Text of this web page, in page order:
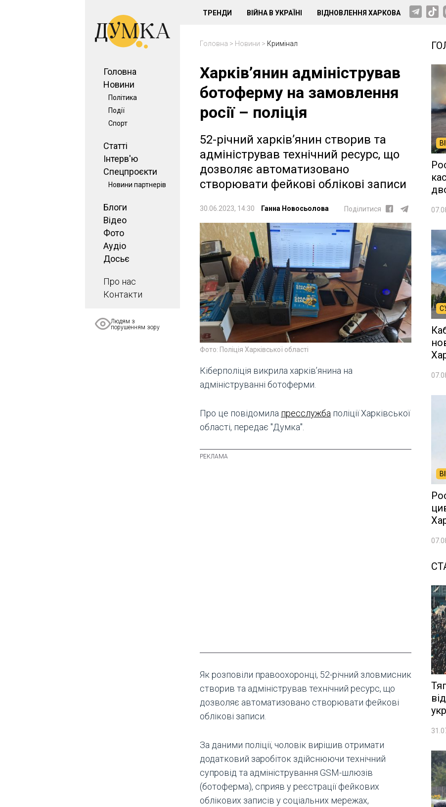
Головна
Новини
Політика
Події
Спорт
Статті
Інтерв'ю
Спецпроєкти
Новини партнерів
Блоги
Відео
Фото
Аудіо
Досьє
Про нас
Контакти
Людям з
порушенням зору
ТРЕНДИ ВІЙНА В УКРАЇНІ ВІДНОВЛЕННЯ ХАРКОВА
Головна > Новини > Кримінал
Харків’янин адміністрував
ботоферму на замовлення
росії – поліція
52-річний харків’янин створив та
адміністрував технічний ресурс, що
дозволяє автоматизовано
створювати фейкові облікові записи
30.06.2023, 14:30 Ганна Новосьолова Поділитися
Фото: Поліція Харківської області
Кіберполіція викрила харків’янина на
адмініструванні ботоферми.
Про це повідомила пресслужба поліції Харківської
області, передає "Думка".
Як розповіли правоохоронці, 52-річний зловмисник
створив та адміністрував технічний ресурс, що
дозволяє автоматизовано створювати фейкові
облікові записи.
За даними поліції, чоловік вирішив отримати
додатковий заробіток здійснюючи технічний
супровід та адміністрування GSM-шлюзів
(ботоферма), сприяв у реєстрації фейкових
облікових записів у соціальних мережах,